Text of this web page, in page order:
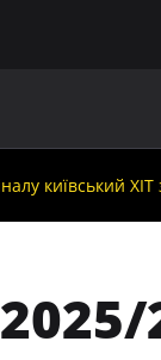
київський